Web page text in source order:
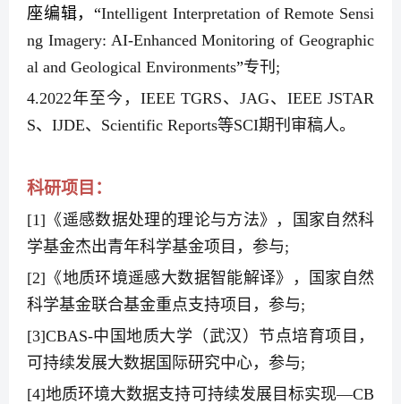
座编辑，“Intelligent Interpretation of Remote Sensi
ng Imagery: AI-Enhanced Monitoring of Geographic
al and Geological Environments”专刊 ;
4.2022年至今， IEEE TGRS、 JAG、 IEEE JSTAR
S、 IJDE、 Scientific Reports等SCI期刊审稿人。
科研项目：
[1] 《遥感数据处理的理论与方法》，国家自然科
学基金杰出青年科学基金项目，参与;
[2] 《地质环境遥感大数据智能解译》，国家自然
科学基金联合基金重点支持项目，参与;
[3]CBAS-中国地质大学（武汉）节点培育项目，
可持续发展大数据国际研究中心，参与;
[4]地质环境大数据支持可持续发展目标实现—CB